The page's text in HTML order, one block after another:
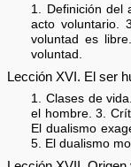
1. Definición del
acto voluntario.
voluntad es
voluntad.
Lección XVI. El ser
1. Clases de
el hombre. 3.
El dualismo
5. El dualismo